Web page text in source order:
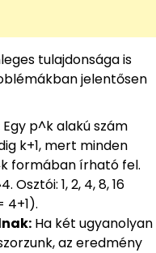
tulajdonsága is
jelentősen
Egy p^k alakú szám
k+1, mert minden
formában írható fel.
Osztói: 1, 2, 4, 8, 16
4+1).
Ha két ugyanolyan
az eredmény